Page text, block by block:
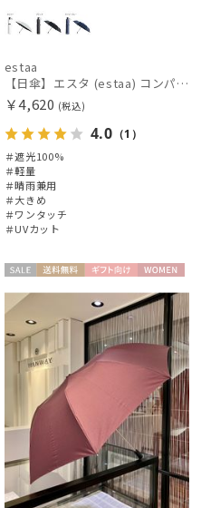
estaa
【日傘】エスタ (estaa) コンパクトワイド58 自動開閉傘 折りたたみ傘 軽量 晴雨兼用 遮光100％ UV100%
￥4,620 (税込)
4.0 （1）
＃遮光100%
＃軽量
＃晴雨兼用
＃大きめ
＃ワンタッチ
＃UVカット
ル
向け
N